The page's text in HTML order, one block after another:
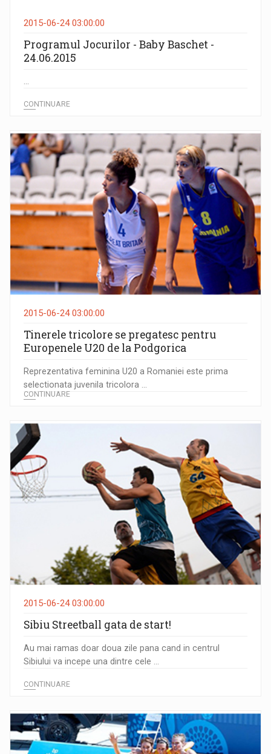
2015-06-24 03:00:00
Programul Jocurilor - Baby Baschet -
24.06.2015
CONTINUARE
2015-06-24 03:00:00
Tinerele tricolore se pregatesc pentru
Europenele U20 de la Podgorica
Reprezentativa feminina U20 a Romaniei este prima
selectionata juvenila tricolora ...
CONTINUARE
2015-06-24 03:00:00
Sibiu Streetball gata de start!
Au mai ramas doar doua zile pana cand in centrul
Sibiului va incepe una dintre cele ...
CONTINUARE